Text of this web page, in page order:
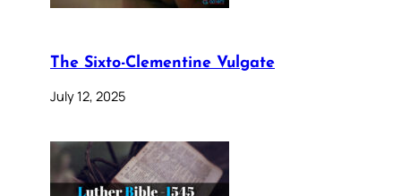
The Sixto-Clementine Vulgate
July 12, 2025